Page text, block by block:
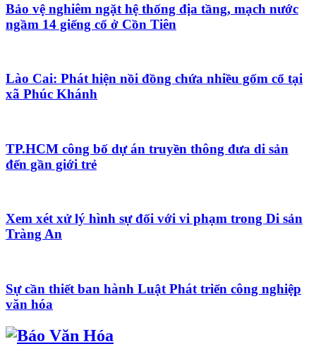
Bảo vệ nghiêm ngặt hệ thống địa tầng, mạch nước
ngầm 14 giếng cổ ở Cồn Tiên
Lào Cai: Phát hiện nồi đồng chứa nhiều gốm cổ tại
xã Phúc Khánh
TP.HCM công bố dự án truyền thông đưa di sản
đến gần giới trẻ
Xem xét xử lý hình sự đối với vi phạm trong Di sản
Tràng An
Sự cần thiết ban hành Luật Phát triển công nghiệp
văn hóa